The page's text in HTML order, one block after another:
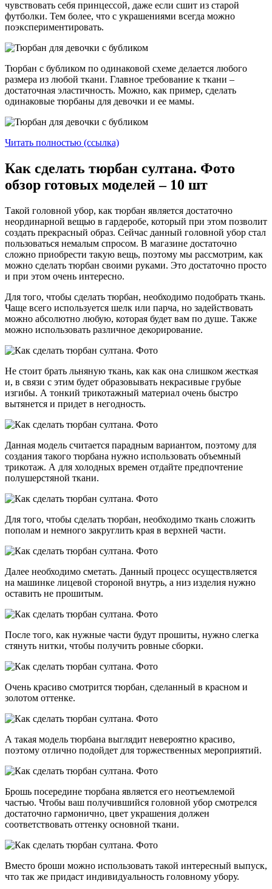
чувствовать себя принцессой, даже если сшит из старой
футболки. Тем более, что с украшениями всегда можно
поэкспериментировать.
Тюрбан с бубликом по одинаковой схеме делается любого
размера из любой ткани. Главное требование к ткани –
достаточная эластичность. Можно, как пример, сделать
одинаковые тюрбаны для девочки и ее мамы.
Читать полностью (ссылка)
Как сделать тюрбан султана. Фото
обзор готовых моделей – 10 шт
Такой головной убор, как тюрбан является достаточно
неординарной вещью в гардеробе, который при этом позволит
создать прекрасный образ. Сейчас данный головной убор стал
пользоваться немалым спросом. В магазине достаточно
сложно приобрести такую вещь, поэтому мы рассмотрим, как
можно сделать тюрбан своими руками. Это достаточно просто
и при этом очень интересно.
Для того, чтобы сделать тюрбан, необходимо подобрать ткань.
Чаще всего используется шелк или парча, но задействовать
можно абсолютно любую, которая будет вам по душе. Также
можно использовать различное декорирование.
Не стоит брать льняную ткань, как как она слишком жесткая
и, в связи с этим будет образовывать некрасивые грубые
изгибы. А тонкий трикотажный материал очень быстро
вытянется и придет в негодность.
Данная модель считается парадным вариантом, поэтому для
создания такого тюрбана нужно использовать объемный
трикотаж. А для холодных времен отдайте предпочтение
полушерстяной ткани.
Для того, чтобы сделать тюрбан, необходимо ткань сложить
пополам и немного закруглить края в верхней части.
Далее необходимо сметать. Данный процесс осуществляется
на машинке лицевой стороной внутрь, а низ изделия нужно
оставить не прошитым.
После того, как нужные части будут прошиты, нужно слегка
стянуть нитки, чтобы получить ровные сборки.
Очень красиво смотрится тюрбан, сделанный в красном и
золотом оттенке.
А такая модель тюрбана выглядит невероятно красиво,
поэтому отлично подойдет для торжественных мероприятий.
Брошь посередине тюрбана является его неотъемлемой
частью. Чтобы ваш получившийся головной убор смотрелся
достаточно гармонично, цвет украшения должен
соответствовать оттенку основной ткани.
Вместо броши можно использовать такой интересный выпуск,
что так же придаст индивидуальность головному убору.